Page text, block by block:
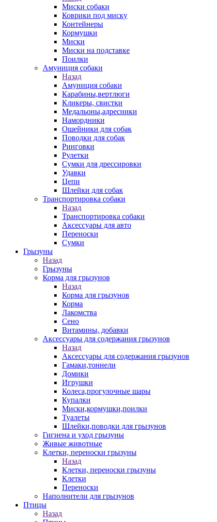
Миски собаки
Коврики под миску
Контейнеры
Кормушки
Миски
Миски на подставке
Поилки
Амуниция собаки
Назад
Амуниция собаки
Карабины,вертлюги
Кликеры, свистки
Медальоны,адресники
Намордники
Ошейники для собак
Поводки для собак
Ринговки
Рулетки
Сумки для дрессировки
Удавки
Цепи
Шлейки для собак
Транспортировка собаки
Назад
Транспортировка собаки
Аксессуары для авто
Переноски
Сумки
Грызуны
Назад
Грызуны
Корма для грызунов
Назад
Корма для грызунов
Корма
Лакомства
Сено
Витамины, добавки
Аксессуары для содержания грызунов
Назад
Аксессуары для содержания грызунов
Гамаки,тоннели
Домики
Игрушки
Колеса,прогулочные шары
Купалки
Миски,кормушки,поилки
Туалеты
Шлейки,поводки для грызунов
Гигиена и уход грызуны
Живые животные
Клетки, переноски грызуны
Назад
Клетки, переноски грызуны
Клетки
Переноски
Наполнители для грызунов
Птицы
Назад